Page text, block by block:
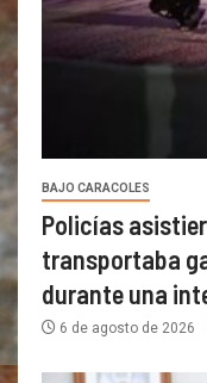
BAJO CARACOLES
Policías
transportaba
durante una
6 de agosto de 2026